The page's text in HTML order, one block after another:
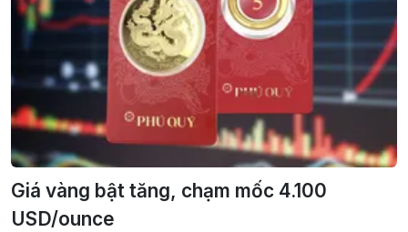
Giá vàng bật tăng, chạm mốc 4.100
USD/ounce